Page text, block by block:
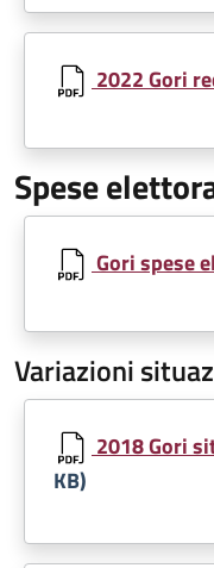
Document
2022 Gori
Spese
Document
Gori spese
Variazioni
Document
2018 Gori
KB)